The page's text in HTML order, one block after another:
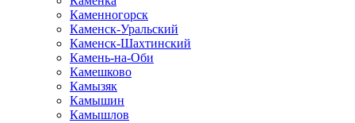
Каменногорск
Каменск-Уральский
Каменск-Шахтинский
Камень-на-Оби
Камешково
Камызяк
Камышин
Камышлов